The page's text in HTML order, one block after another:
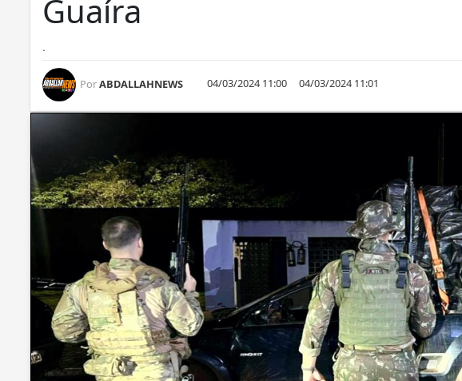
Guaíra
.
PorABDALLAHNEWS 04/03/2024 11:00 04/03/2024 11:01